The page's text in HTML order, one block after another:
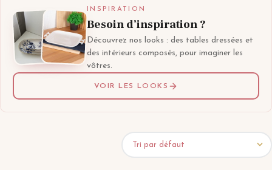
INSPIRATION
Besoin d’inspiration ?
Découvrez nos looks : des tables dressées et
des intérieurs composés, pour imaginer les
vôtres.
VOIR LES LOOKS